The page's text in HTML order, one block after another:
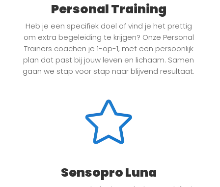
Personal Training
Heb je een specifiek doel of vind je het prettig
om extra begeleiding te krijgen? Onze Personal
Trainers coachen je 1-op-1, met een persoonlijk
plan dat past bij jouw leven en lichaam. Samen
gaan we stap voor stap naar blijvend resultaat.
Sensopro Luna